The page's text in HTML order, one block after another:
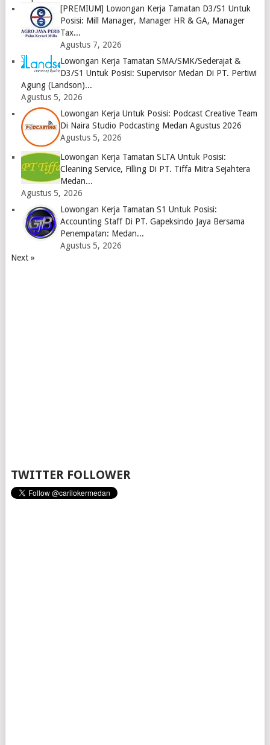
[PREMIUM] Lowongan Kerja Tamatan D3/S1 Untuk
Posisi: Mill Manager, Manager HR & GA, Manager
Tax...
Agustus 7, 2026
Lowongan Kerja Tamatan SMA/SMK/Sederajat &
D3/S1 Untuk Posisi: Supervisor Medan Di PT. Pertiwi
Agung (Landson)...
Agustus 5, 2026
Lowongan Kerja Untuk Posisi: Podcast Creative Team
Di Naira Studio Podcasting Medan Agustus 2026
Agustus 5, 2026
Lowongan Kerja Tamatan SLTA Untuk Posisi:
Cleaning Service, Filling Di PT. Tiffa Mitra Sejahtera
Medan...
Agustus 5, 2026
Lowongan Kerja Tamatan S1 Untuk Posisi:
Accounting Staff Di PT. Gapeksindo Jaya Bersama
Penempatan: Medan...
Agustus 5, 2026
Next »
TWITTER FOLLOWER